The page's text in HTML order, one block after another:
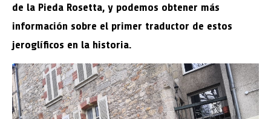
de la Pieda Rosetta, y podemos obtener más
información sobre el primer traductor de estos
jeroglíficos en la historia.